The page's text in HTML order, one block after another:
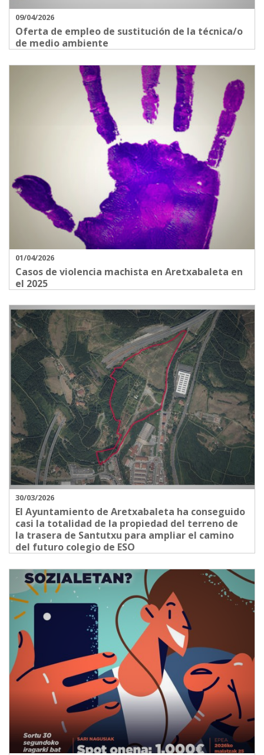
09/04/2026
Oferta de empleo de sustitución de la técnica/o
de medio ambiente
01/04/2026
Casos de violencia machista en Aretxabaleta en
el 2025
30/03/2026
El Ayuntamiento de Aretxabaleta ha conseguido
casi la totalidad de la propiedad del terreno de
la trasera de Santutxu para ampliar el camino
del futuro colegio de ESO